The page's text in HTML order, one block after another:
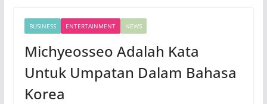
BUSINESS ENTERTAINMENT NEWS
Michyeosseo Adalah Kata
Untuk Umpatan Dalam Bahasa
Korea